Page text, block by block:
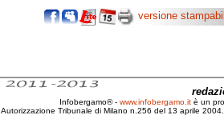
versione
Infobergamo® - www.infobergamo.it è un
Autorizzazione Tribunale di Milano n.256 del 13 aprile